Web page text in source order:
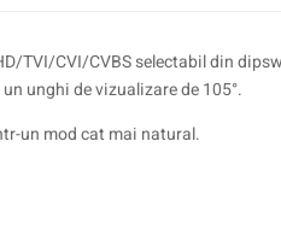
TVI/CVI/CVBS selectabil din
unghi de vizualizare de 105°.
un mod cat mai natural.